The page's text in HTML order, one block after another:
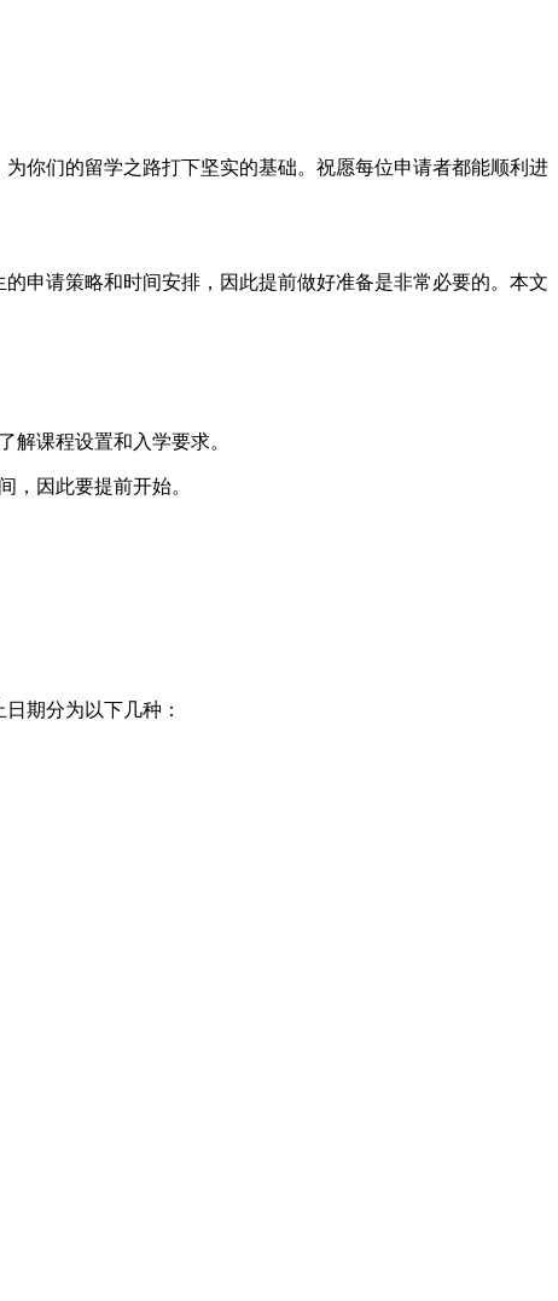
你们的留学之路打下坚实的基础。祝愿每位申请者都能顺利进
申请策略和时间安排，因此提前做好准备是非常必要的。本文
解课程设置和入学要求。
，因此要提前开始。
期分为以下几种：